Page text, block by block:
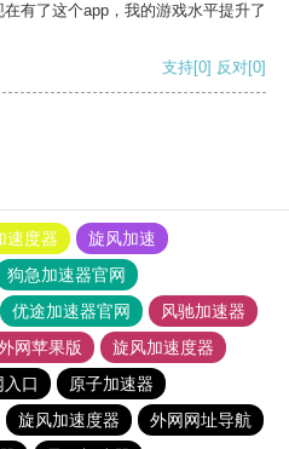
有了这个app，我的游戏水平提升了
支持[0] 反对[0]
速度器
旋风加速
狗急加速器官网
优途加速器官网
风驰加速器
网苹果版
旋风加速度器
口
原子加速器
旋风加速度器
外网网址导航